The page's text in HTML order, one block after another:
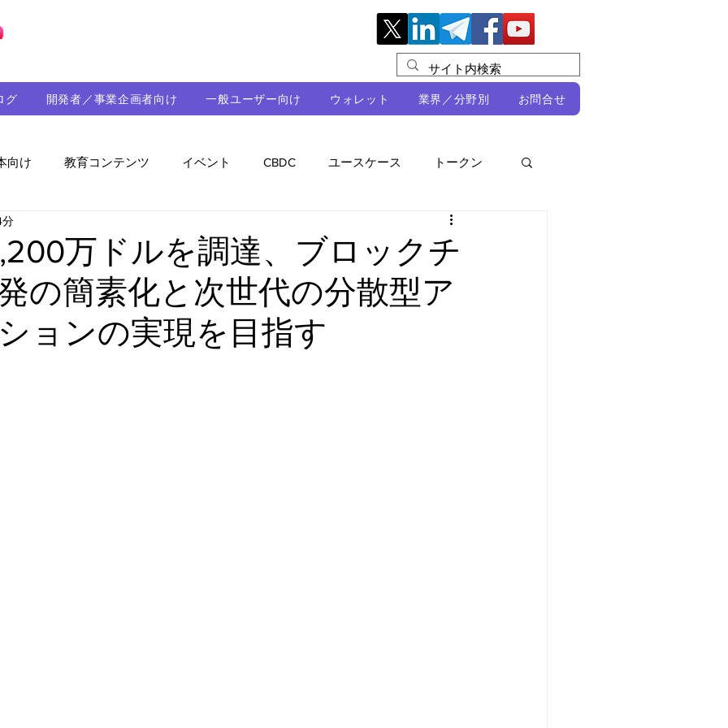
グ 開発者／事業企画者向け 一般ユーザー向け ウォレット 業界／分野別 お問合せ
向け 教育コンテンツ イベント CBDC ユースケース トークン
持続可能性 メルマガ 技術開発 ガバナンス DeFi
万ドルを調達、ブロックチ
の簡素化と次世代の分散型ア
ョンの実現を目指す
分